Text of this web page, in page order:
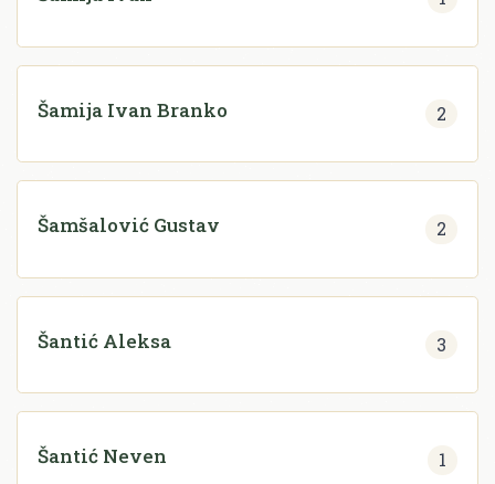
Šamija Ivan Branko 2
Šamšalović Gustav 2
Šantić Aleksa 3
Šantić Neven 1